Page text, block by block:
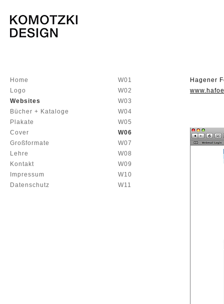
Home
Logo
Websites
Bücher + Kataloge
Plakate
Cover
Großformate
Lehre
Kontakt
Impressum
Datenschutz
W01
W02
W03
W04
W05
W06
W07
W08
W09
W10
W11
Hagener